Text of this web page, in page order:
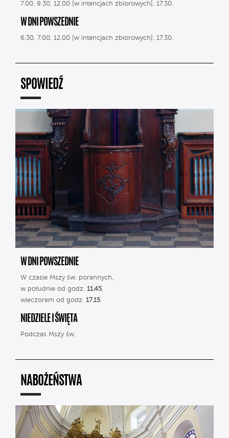
7.00, 9.30, 12.00 [w intencjach zbiorowych], 17.30.
W DNI POWSZEDNIE
6.30, 7.00, 12.00 [w intencjach zbiorowych], 17.30.
SPOWIEDŹ
W DNI POWSZEDNIE
W czasie Mszy św. porannych,
w południe od godz. 11.45
wieczorem od godz. 17.15
NIEDZIELE I ŚWIĘTA
Podczas Mszy św.
NABOŻEŃSTWA